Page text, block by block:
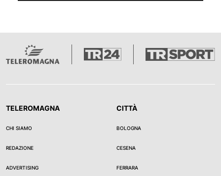
TELEROMAGNA
CHI SIAMO
REDAZIONE
ADVERTISING
CITTÀ
BOLOGNA
CESENA
FERRARA